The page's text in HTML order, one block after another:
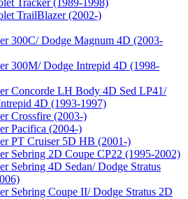
Tracker (1989-1998)
TrailBlazer (2002-)
300C/ Dodge Magnum 4D (2003-
300M/ Dodge Intrepid 4D (1998-
Concorde LH Body 4D Sed LP41/
4D (1993-1997)
Crossfire (2003-)
Pacifica (2004-)
PT Cruiser 5D HB (2001-)
Sebring 2D Coupe CP22 (1995-2002)
Sebring 4D Sedan/ Dodge Stratus
Sebring Coupe II/ Dodge Stratus 2D